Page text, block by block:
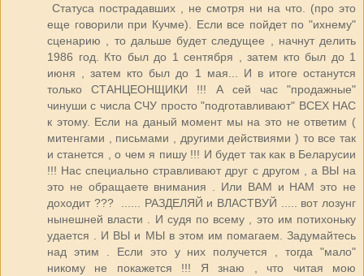
Статуса пострадавших , не смотря ни на что. (про это
еще говорили при Кучме). Если все пойдет по "ихнему"
сценарию , то дальше будет следущее , начнут делить
1986 год. Кто был до 1 сентября , затем кто был до 1
июня , затем кто был до 1 мая... И в итоге останутся
только СТАНЦЕОНЩИКИ !!! А сей час "продажные"
чинуши с числа СЧУ просто "подготавливают" ВСЕХ НАС
к этому. Если на даный момент мы на это не ответим (
митенгами , письмами , другими действиями ) то все так
и станется , о чем я пишу !!! И будет так как в Беларусии
!!! Нас специально стравливают друг с другом , а ВЫ на
это не обращаете внимания . Или ВАМ и НАМ это не
доходит ??? ...... РАЗДЕЛЯЙ и ВЛАСТВУЙ ..... вот лозунг
нынешней власти . И судя по всему , это им потихоньку
удается . И ВЫ и МЫ в этом им помагаем. Задумайтесь
над этим . Если это у них получется , тогда "мало"
никому не покажется !!! Я знаю , что читая мою